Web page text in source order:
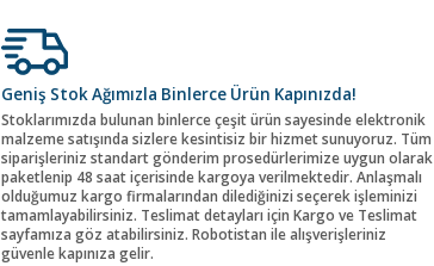
Geniş Stok Ağımızla Binlerce Ürün Kapınızda!
Stoklarımızda bulunan binlerce çeşit ürün sayesinde elektronik
malzeme satışında sizlere kesintisiz bir hizmet sunuyoruz. Tüm
siparişleriniz standart gönderim prosedürlerimize uygun olarak
paketlenip 48 saat içerisinde kargoya verilmektedir. Anlaşmalı
olduğumuz kargo firmalarından dilediğinizi seçerek işleminizi
tamamlayabilirsiniz. Teslimat detayları için Kargo ve Teslimat
sayfamıza göz atabilirsiniz. Robotistan ile alışverişleriniz
güvenle kapınıza gelir.